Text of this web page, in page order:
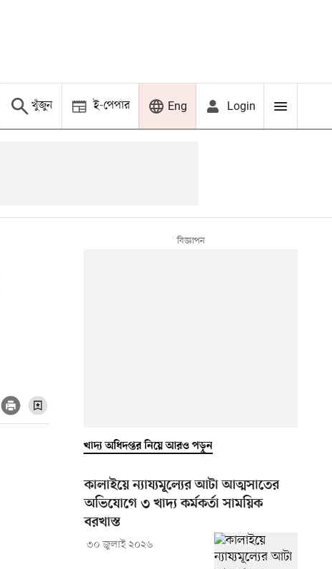
খুঁজুন ই-পেপার Eng Login
খাদ্য অধিদপ্তর নিয়ে আরও পড়ুন
কালাইয়ে ন্যায্যমূল্যের আটা আত্মসাতের
অভিযোগে ৩ খাদ্য কর্মকর্তা সাময়িক
বরখাস্ত
৩০ জুলাই ২০২৬